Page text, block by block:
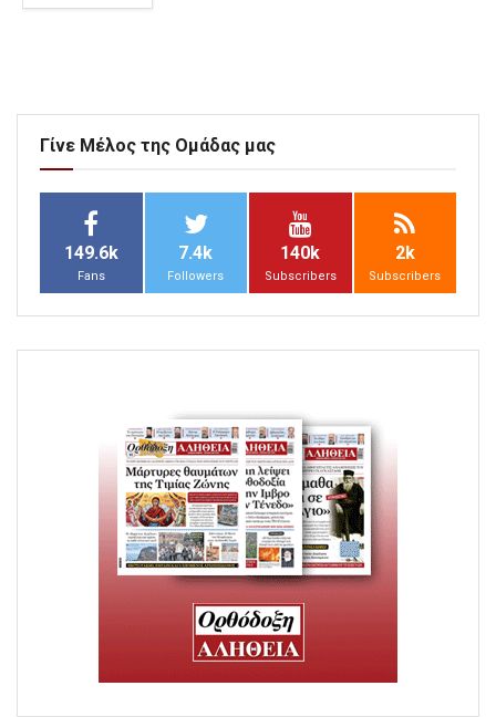
Γίνε Μέλος της Ομάδας μας
149.6k
Fans
7.4k
Followers
140k
Subscribers
2k
Subscribers